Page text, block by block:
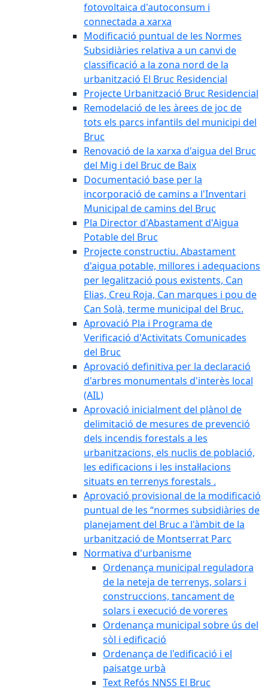
fotovoltaica d'autoconsum i
connectada a xarxa
Modificació puntual de les Normes
Subsidiàries relativa a un canvi de
classificació a la zona nord de la
urbanització El Bruc Residencial
Projecte Urbanització Bruc Residencial
Remodelació de les àrees de joc de
tots els parcs infantils del municipi del
Bruc
Renovació de la xarxa d'aigua del Bruc
del Mig i del Bruc de Baix
Documentació base per la
incorporació de camins a l'Inventari
Municipal de camins del Bruc
Pla Director d'Abastament d'Aigua
Potable del Bruc
Projecte constructiu. Abastament
d'aigua potable, millores i adequacions
per legalització pous existents, Can
Elias, Creu Roja, Can marques i pou de
Can Solà, terme municipal del Bruc.
Aprovació Pla i Programa de
Verificació d'Activitats Comunicades
del Bruc
Aprovació definitiva per la declaració
d'arbres monumentals d'interès local
(AIL)
Aprovació inicialment del plànol de
delimitació de mesures de prevenció
dels incendis forestals a les
urbanitzacions, els nuclis de població,
les edificacions i les instal·lacions
situats en terrenys forestals .
Aprovació provisional de la modificació
puntual de les “normes subsidiàries de
planejament del Bruc a l'àmbit de la
urbanització de Montserrat Parc
Normativa d'urbanisme
Ordenança municipal reguladora
de la neteja de terrenys, solars i
construccions, tancament de
solars i execució de voreres
Ordenança municipal sobre ús del
sòl i edificació
Ordenança de l'edificació i el
paisatge urbà
Text Refós NNSS El Bruc